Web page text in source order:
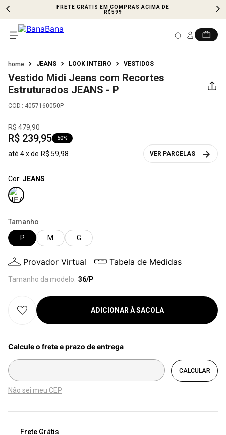
FRETE GRÁTIS EM COMPRAS ACIMA DE
R$599
JEANS LOOK INTEIRO VESTIDOS
Vestido Midi Jeans com Recortes
Estruturados JEANS - P
COD.: 4057160050P
R$479,90
R$ 239,95 50%
até 4x de R$ 59,98 VER PARCELAS
Cor: JEANS
Tamanho
P
M G
Provador Virtual Tabela de Medidas
Tamanho da modelo: 36/P
ADICIONAR À SACOLA
Não sei meu CEP
Frete Grátis